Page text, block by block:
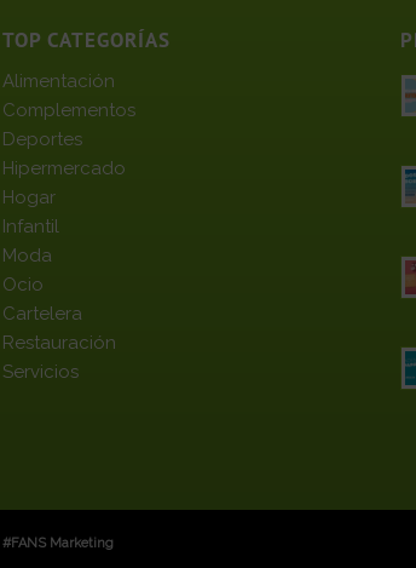
TOP CATEGORÍAS
Alimentación
Complementos
Deportes
Hipermercado
Hogar
Infantil
Moda
Ocio
Cartelera
Restauración
Servicios
#FANS Marketing